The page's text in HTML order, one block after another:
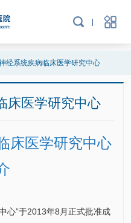
经系统疾病临床医学研究中心
床医学研究中心
床医学研究中心
心”于2013年8月正式批准成